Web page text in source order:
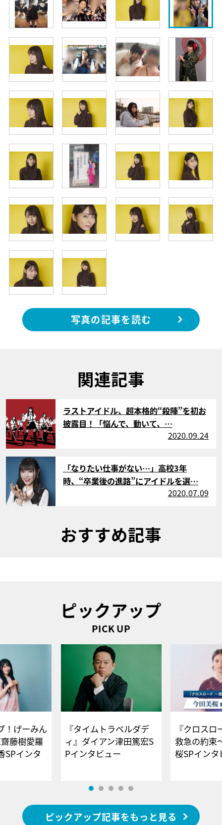
写真の記事を読む
関連記事
サムネイル
ラストアイドル、超本格的“殺陣”を初お
披露目！「悩んで、動いて、…
2020.09.24
サムネイル
「なりたい仕事がない…」高校3年
時、“卒業後の進路”にアイドルを選…
2020.07.09
おすすめ記事
ピックアップ
PICK UP
！げーみん
藤樹愛羅
SPインタ
『タイムトラベルダデ
ィ』ダイアン津田篤宏S
Pインタビュー
『クロス
救急の約束
桜SPイ
ピックアップ記事をもっと見る